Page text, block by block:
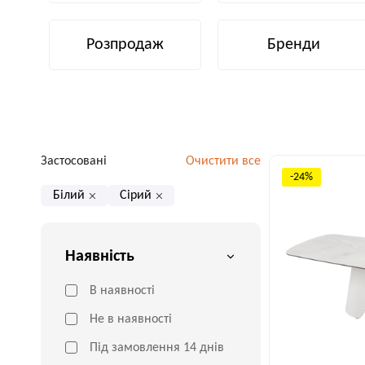
Розпродаж Бренди
Застосовані Очистити все
Білий Сірий
Наявність
В наявності
Не в наявності
Під замовлення 14 днів
-24%